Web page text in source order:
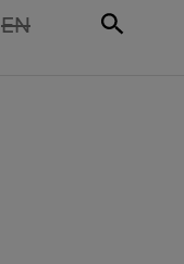
THE PAGE IS NOT
EN